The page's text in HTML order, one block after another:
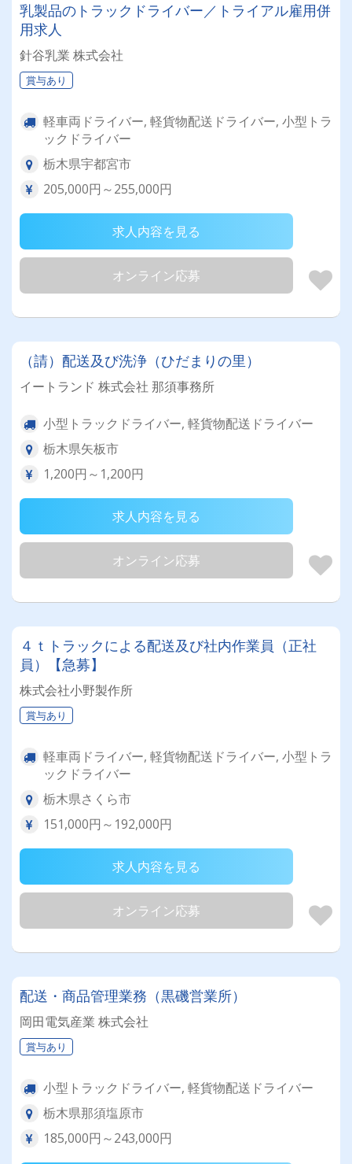
乳製品のトラックドライバー／トライアル雇用併
用求人
針谷乳業 株式会社
賞与あり
軽車両ドライバー, 軽貨物配送ドライバー, 小型トラ
ックドライバー
栃木県宇都宮市
205,000円～255,000円
求人内容を見る
オンライン応募
（請）配送及び洗浄（ひだまりの里）
イートランド 株式会社 那須事務所
小型トラックドライバー, 軽貨物配送ドライバー
栃木県矢板市
1,200円～1,200円
求人内容を見る
オンライン応募
４ｔトラックによる配送及び社内作業員（正社
員）【急募】
株式会社小野製作所
賞与あり
軽車両ドライバー, 軽貨物配送ドライバー, 小型トラ
ックドライバー
栃木県さくら市
151,000円～192,000円
求人内容を見る
オンライン応募
配送・商品管理業務（黒磯営業所）
岡田電気産業 株式会社
賞与あり
小型トラックドライバー, 軽貨物配送ドライバー
栃木県那須塩原市
185,000円～243,000円